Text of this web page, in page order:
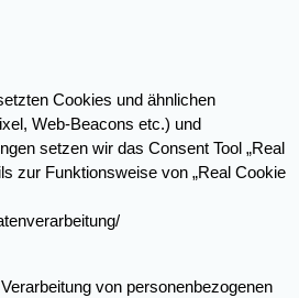
Cookies und ähnlichen
Web-Beacons etc.) und
setzen wir das Consent Tool „Real
zur Funktionsweise von „Real Cookie
von personenbezogenen